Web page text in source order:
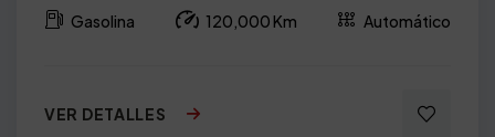
Gasolina 120,000 Km Automático
VER DETALLES